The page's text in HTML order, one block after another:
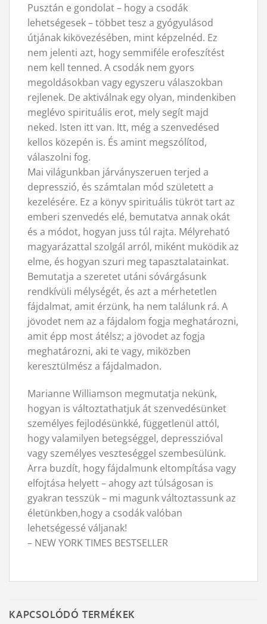
Pusztán e gondolat – hogy a csodák
lehetségesek – többet tesz a gyógyulásod
útjának kikövezésében, mint képzelnéd. Ez
nem jelenti azt, hogy semmiféle erofeszítést
nem kell tenned. A csodák nem gyors
megoldásokban vagy egyszeru válaszokban
rejlenek. De aktiválnak egy olyan, mindenkiben
meglévo spirituális erot, mely segít majd
neked. Isten itt van. Itt, még a szenvedésed
kellos közepén is. És amint megszólítod,
válaszolni fog.
Mai világunkban járványszeruen terjed a
depresszió, és számtalan mód született a
kezelésére. Ez a könyv spirituális tükröt tart az
emberi szenvedés elé, bemutatva annak okát
és a módot, hogyan juss túl rajta. Mélyreható
magyarázattal szolgál arról, miként muködik az
elme, és hogyan szuri meg tapasztalatainkat.
Bemutatja a szeretet utáni sóvárgásunk
rendkívüli mélységét, és azt a mérhetetlen
fájdalmat, amit érzünk, ha nem találunk rá. A
jövodet nem az a fájdalom fogja meghatározni,
amit épp most átélsz; a jövodet az fogja
meghatározni, aki te vagy, miközben
keresztülmész a fájdalmadon.
Marianne Williamson megmutatja nekünk,
hogyan is változtathatjuk át szenvedésünket
személyes fejlodésünkké, függetlenül attól,
hogy valamilyen betegséggel, depresszióval
vagy személyes veszteséggel szembesülünk.
Arra buzdít, hogy fájdalmunk eltompítása vagy
elfojtása helyett – ahogy azt túlságosan is
gyakran tesszük – mi magunk változtassunk az
életünkben,hogy a csodák valóban
lehetségessé váljanak!
– NEW YORK TIMES BESTSELLER
KAPCSOLÓDÓ TERMÉKEK